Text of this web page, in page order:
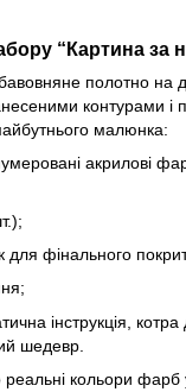
“Картина за
полотно на
контурами і
малюнка:
акрилові
для фінального
інструкція,
шедевр.
кольори фарб